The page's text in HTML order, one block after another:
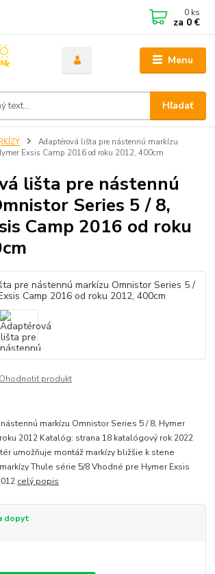
Menu
Hľadať
0 ks
za 0 €
Adaptérová lišta pre nástennú markízu
Exsis Camp 2016 od roku 2012, 400cm
lišta pre nástennú
Series 5 / 8,
Camp 2016 od roku
Ohodnotiť produkt
markízu Omnistor Series 5 / 8, Hymer
2012 Katalóg: strana 18 katalógový rok 2022
umožňuje montáž markízy bližšie k stene
Thule série 5/8 Vhodné pre Hymer Exsis
celý popis
dopyt